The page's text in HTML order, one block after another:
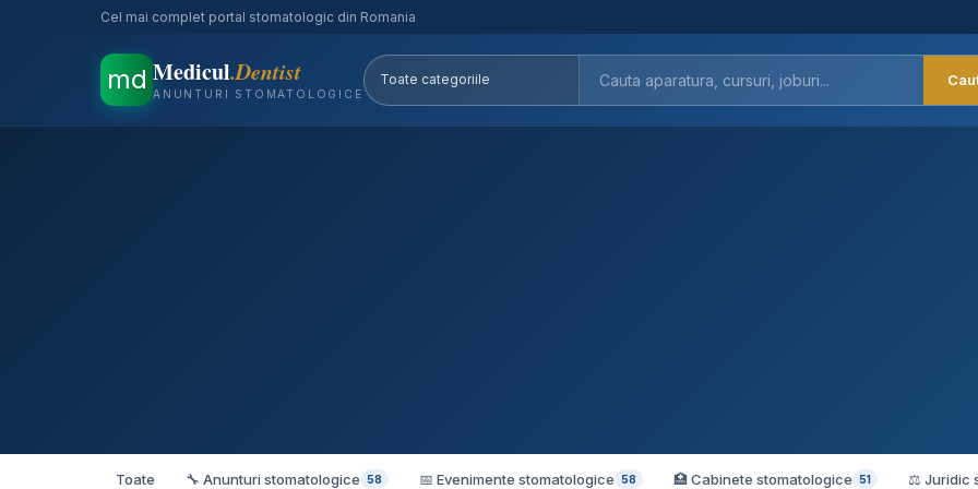
Cel mai complet portal stomatologic din Romania
md Medicul.Dentist
ANUNTURI STOMATOLOGICE
Toate 🔧 Anunturi stomatologice 58 📅 Evenimente stomatologice 58 🏥 Cabinete stomatologice 51 ⚖️ Juridic